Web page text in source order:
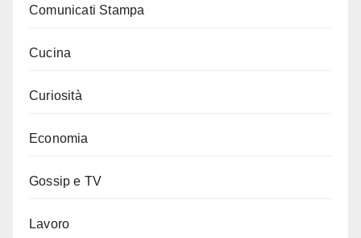
Comunicati Stampa
Cucina
Curiosità
Economia
Gossip e TV
Lavoro